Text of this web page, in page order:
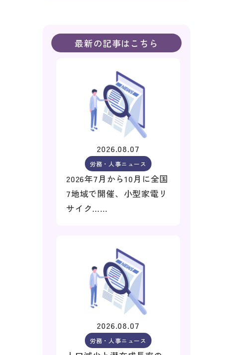
最新の記事はこちら
2026.08.07
労務・人事ニュース
2026年7月から10月に全国
7地域で開催、小型家電リ
サイク……
2026.08.07
労務・人事ニュース